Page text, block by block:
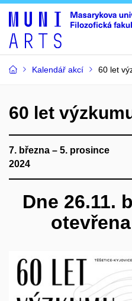
Kalendář akcí 60 let
60 let
7. března – 5. prosince
2024
Dne 26.11.